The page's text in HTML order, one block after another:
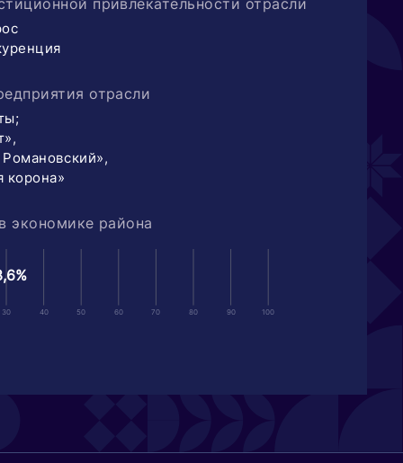
привлекательности отрасли
отрасли
корона»
экономике района
30 40 50 60 70 80 90 100